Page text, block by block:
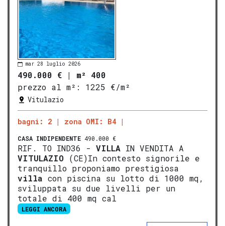
mar 28 luglio 2026
490.000 € | m² 400
prezzo al m²:
1225 €/m²
Vitulazio
bagni: 2 zona OMI: B4
CASA INDIPENDENTE 490.000 €
RIF. TO IND36 - VILLA IN VENDITA A
VITULAZIO (CE)In contesto signorile e
tranquillo proponiamo prestigiosa
villa con piscina su lotto di 1000 mq,
sviluppata su due livelli per un
totale di 400 mq cal
LEGGI ANCORA